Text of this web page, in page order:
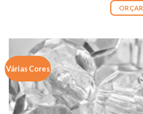
ORÇAR
Várias Cores